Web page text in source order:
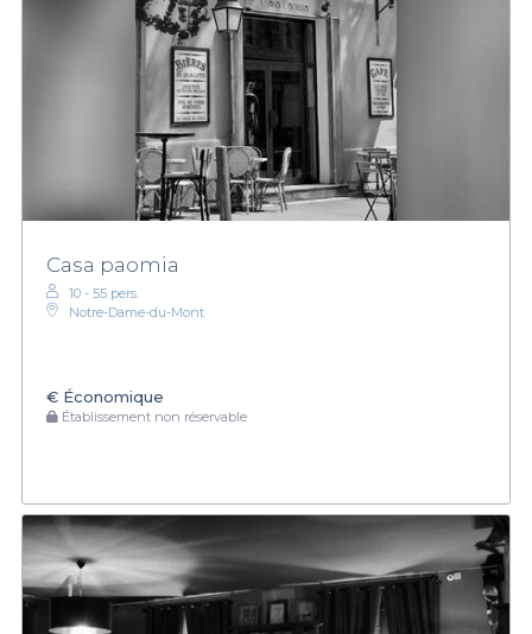
Casa paomia
10 - 55 pers.
Notre-Dame-du-Mont
€ Économique
Établissement non réservable